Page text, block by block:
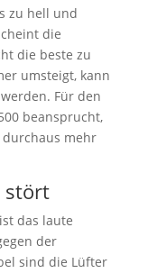
zu hell und
die
die beste zu
umsteigt, kann
Für den
beansprucht,
mehr
stört
das laute
der
sind die Lüfter